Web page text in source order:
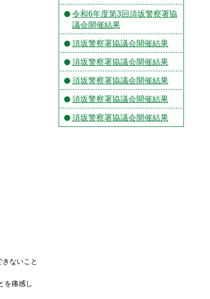
ないこと
を痛感し
令和6年度第3回須坂警察署協
議会開催結果
須坂警察署協議会開催結果
須坂警察署協議会開催結果
須坂警察署協議会開催結果
須坂警察署協議会開催結果
須坂警察署協議会開催結果